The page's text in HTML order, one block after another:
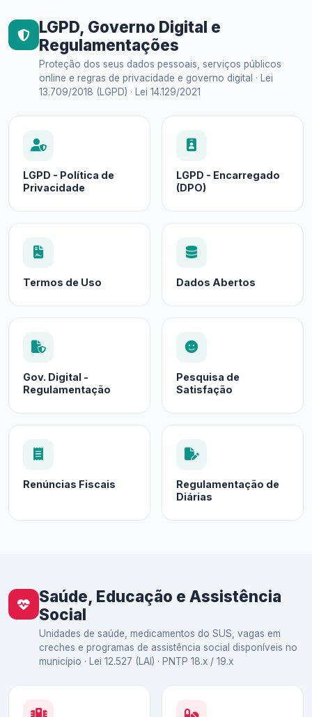
LGPD, Governo Digital e
Regulamentações
Proteção dos seus dados pessoais, serviços públicos
online e regras de privacidade e governo digital · Lei
13.709/2018 (LGPD) · Lei 14.129/2021
LGPD - Política de
Privacidade
LGPD - Encarregado
(DPO)
Termos de Uso Dados Abertos
Gov. Digital -
Regulamentação
Pesquisa de
Satisfação
Renúncias Fiscais
Regulamentação de
Diárias
Saúde, Educação e Assistência
Social
Unidades de saúde, medicamentos do SUS, vagas em
creches e programas de assistência social disponíveis no
município · Lei 12.527 (LAI) · PNTP 18.x / 19.x